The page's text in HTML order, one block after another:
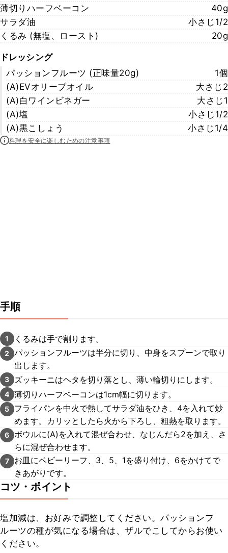
薄切りハーフベーコン
40g
サラダ油
小さじ1/2
くるみ (無塩、ロースト)
20g
ドレッシング
パッションフルーツ (正味量20g)
1個
(A)EVオリーブオイル
大さじ2
(A)白ワインビネガー
大さじ1
(A)塩
小さじ1/2
(A)黒こしょう
小さじ1/4
料理を安全に楽しむための注意事項
手順
1 くるみは手で割ります。
2
パッションフルーツは半分に切り、中身をスプーンで取り
出します。
3 ズッキーニはヘタを切り落とし、薄い輪切りにします。
4 薄切りハーフベーコンは1cm幅に切ります。
5
フライパンを中火で熱してサラダ油をひき、4を入れて炒
めます。カリッとしたら火から下ろし、粗熱を取ります。
6 ボウルに(A)を入れて混ぜ合わせ、なじんだら2を加え、さ
らに混ぜ合わせます。
7
お皿にベビーリーフ、3、5、1を盛り付け、6をかけてで
きあがりです。
コツ・ポイント
塩加減は、お好みで調整してください。パッションフ
ルーツの種が気になる場合は、ザルでこしてからお使い
ください。